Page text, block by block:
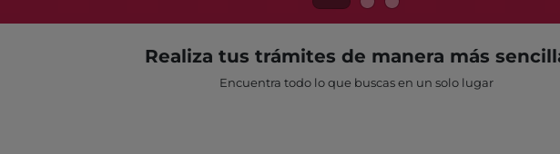
Realiza tus trámites de manera más
Encuentra todo lo que buscas en un solo lugar